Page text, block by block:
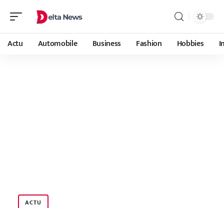
Actu Automobile Business Fashion Hobbies
ACTU